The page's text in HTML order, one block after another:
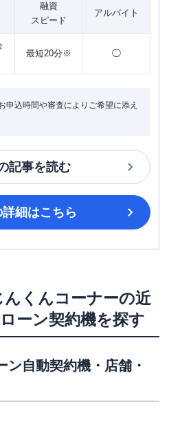
融資
スピード
アルバイト
最短20分※ ◯
込時間や審査によりご希望に添え
記事を読む
詳細はこちら
んくんコーナーの近
ーン契約機を探す
ン自動契約機・店舗・